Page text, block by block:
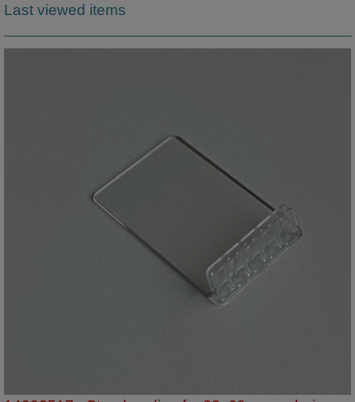
Last viewed items